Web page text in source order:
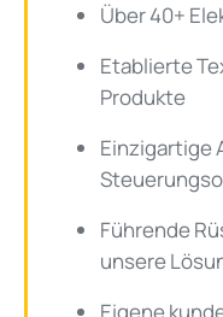
Über 40+
Etablierte
Produkte
Einzigartige
Führende
unsere